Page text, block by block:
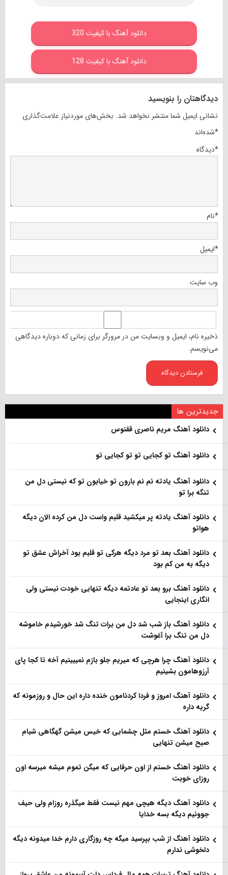
دانلود آهنگ با کیفیت 320
دانلود آهنگ با کیفیت 128
دیدگاهتان را بنویسید
نشانی ایمیل شما منتشر نخواهد شد. بخش‌های موردنیاز علامت‌گذاری
شده‌اند*
دیدگاه*
نام*
ایمیل*
وب‌ سایت
ذخیره نام، ایمیل و وبسایت من در مرورگر برای زمانی که دوباره دیدگاهی
می‌نویسم.
جدیدترین ها
دانلود آهنگ مریم ناصری ققنوس
دانلود آهنگ تو کجایی تو تو کجایی تو
دانلود آهنگ یادته نم نم بارون تو خیابون تو که نیستی دل من
تنگه برا تو
دانلود آهنگ یادته پر میکشید قلبم واست دل من کرده الان دیگه
هواتو
دانلود آهنگ بعد تو مرد دیگه هرکی تو قلبم بود آخراش عشق تو
دیگه به من کم بود
دانلود آهنگ برو بعد تو عادتمه دیگه تنهایی خودت نیستی ولی
انگاری اینجایی
دانلود آهنگ باز شب شد دل من برات تنگ شد خورشیدم خاموشه
دل من تنگ برا آغوشت
دانلود آهنگ چرا هرچی که میریم جلو بازم نمیبینیم آخه تا کجا پای
آرزوهامون بشینیم
دانلود آهنگ امروز و فردا کردنامون خنده داره این حال و روزمونه که
گریه داره
دانلود آهنگ خستم مثل چشمایی که خیس میشن گهگاهی شبام
صبح میشن تنهایی
دانلود آهنگ خستم از اون حرفایی که میگن تموم میشه میرسه اون
روزای خوبت
دانلود آهنگ دیگه هیچی مهم نیست فقط میگذره روزام ولی حیف
جوونیم دیگه بسه خدایا
دانلود آهنگ از شب بپرسید میگه چه روزگاری دارم خدا میدونه دیگه
دلخوشی ندارم